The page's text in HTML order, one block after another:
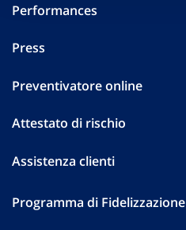
Performances
Press
Preventivatore online
Attestato di rischio
Assistenza clienti
Programma di Fidelizzazione